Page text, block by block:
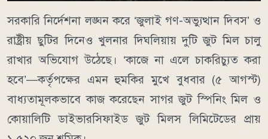
সরকারি নির্দেশনা লঙ্ঘন করে ‘জুলাই গণ-অভ্যুত্থান দিবস’ ও
রাষ্ট্রীয় ছুটির দিনেও খুলনার দিঘলিয়ায় দুটি জুট মিল চালু
রাখার অভিযোগ উঠেছে। ‘কাজে না এলে চাকরিচ্যুত করা
হবে’—কর্তৃপক্ষের এমন হুমকির মুখে বুধবার (৫ আগস্ট)
বাধ্যতামূলকভাবে কাজ করেছেন সাগর জুট স্পিনিং মিল ও
কোয়ালিটি ডাইভারসিফাইড জুট মিলস লিমিটেডের প্রায়